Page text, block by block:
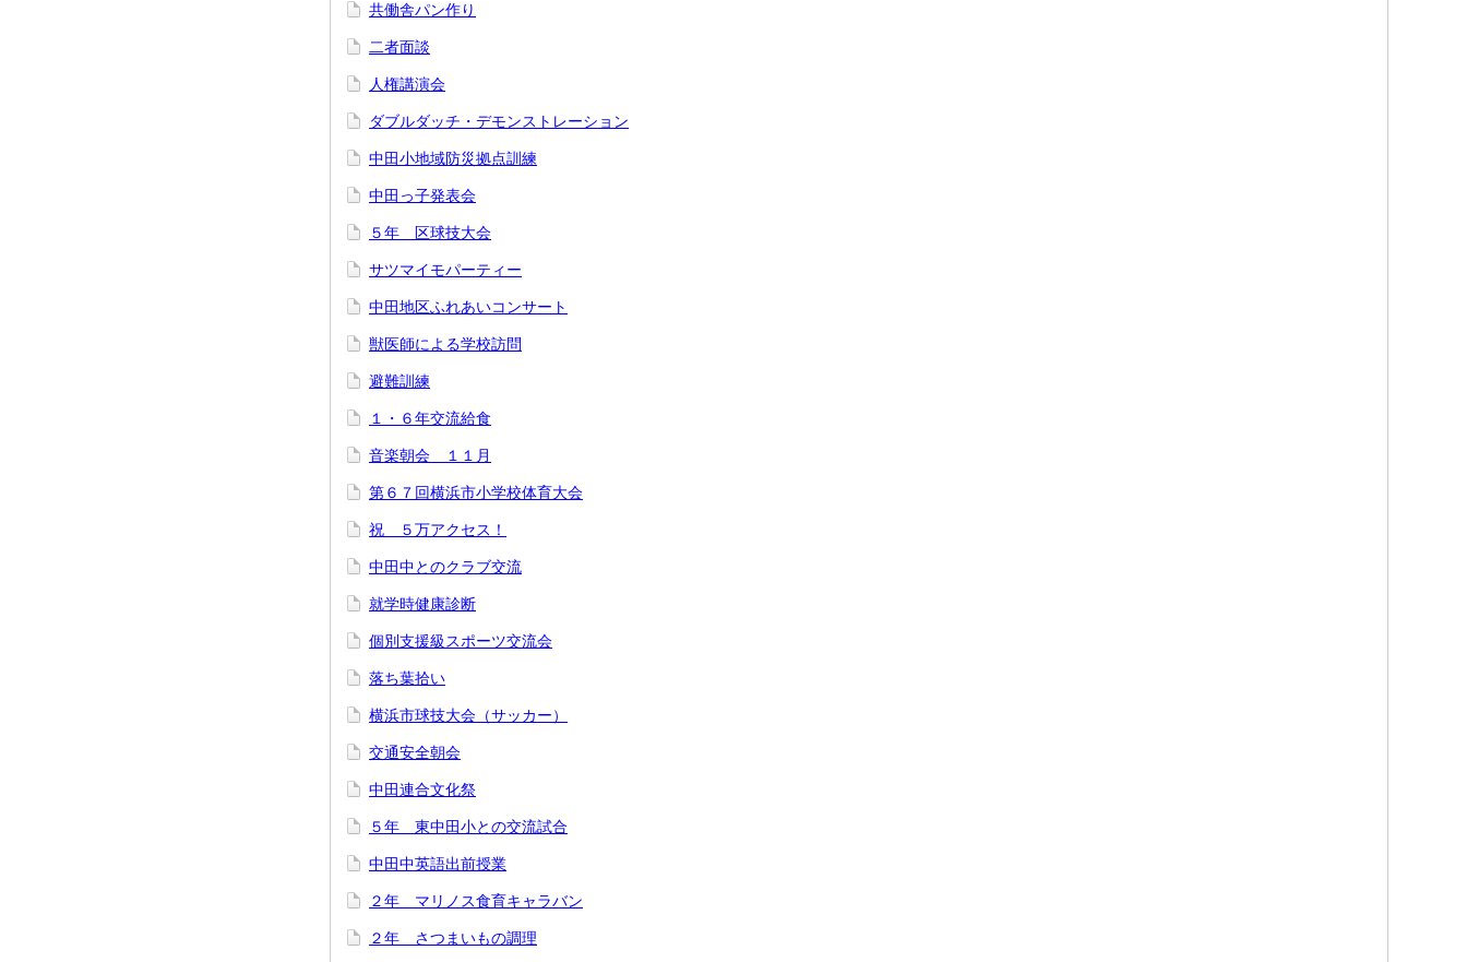
共働舎パン作り
二者面談
人権講演会
ダブルダッチ・デモンストレーション
中田小地域防災拠点訓練
中田っ子発表会
５年 区球技大会
サツマイモパーティー
中田地区ふれあいコンサート
獣医師による学校訪問
避難訓練
１・６年交流給食
音楽朝会 １１月
第６７回横浜市小学校体育大会
祝 ５万アクセス！
中田中とのクラブ交流
就学時健康診断
個別支援級スポーツ交流会
落ち葉拾い
横浜市球技大会（サッカー）
交通安全朝会
中田連合文化祭
５年 東中田小との交流試合
中田中英語出前授業
２年 マリノス食育キャラバン
２年 さつまいもの調理